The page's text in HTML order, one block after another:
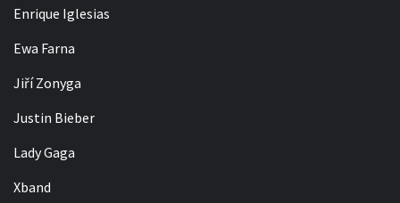
Enrique Iglesias
Ewa Farna
Jiří Zonyga
Justin Bieber
Lady Gaga
Xband